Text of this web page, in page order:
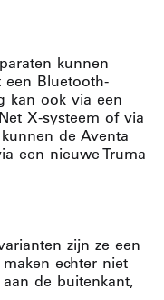
kunnen
Bluetooth-
kan ook via een
X-systeem of via
de Aventa
een nieuwe Truma
zijn ze een
echter niet
de buitenkant,